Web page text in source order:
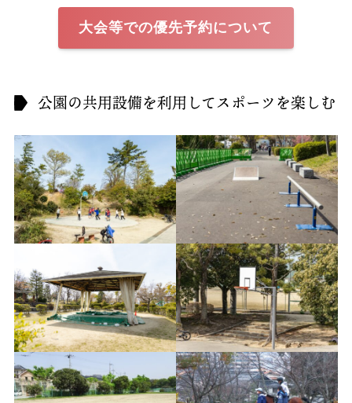
大会等での優先予約について
公園の共用設備を利用してスポーツを楽しむ